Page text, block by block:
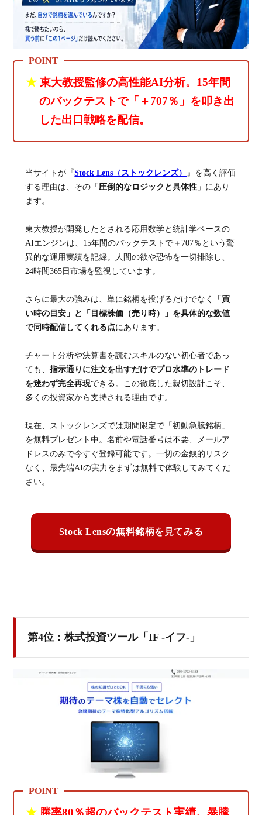
★東大教授監修の高性能AI分析。15年間
のバックテストで「＋707％」を叩き出
した出口戦略を配信。
当サイトが『Stock Lens（ストックレンズ）
』を高く評価
する理由は、その「 圧倒的なロジックと具体性 」にあり
ます。
東大教授が開発したとされる応用数学と統計学ベースの
AIエンジンは、15年間のバックテストで＋707％という驚
異的な運用実績を記録。人間の欲や恐怖を一切排除し、
24時間365日市場を監視しています。
さらに最大の強みは、単に銘柄を投げるだけでなく
「買
い時の目安」と「目標株価（売り時）」を具体的な数値
で同時配信してくれる点にあります。
チャート分析や決算書を読むスキルのない初心者であっ
ても、指示通りに注文を出すだけでプロ水準のトレード
を迷わず完全再現できる。この徹底した親切設計こそ、
多くの投資家から支持される理由です。
現在、ストックレンズでは期間限定で「初動急騰銘柄」
を無料プレゼント中。名前や電話番号は不要、メールア
ドレスのみで今すぐ登録可能です。一切の金銭的リスク
なく、最先端AIの実力をまずは無料で体験してみてくだ
さい。
Stock Lensの無料銘柄を見てみる
第4位：株式投資ツール「IF -イフ-」
★ 勝率80％超のバックテスト実績。暴騰